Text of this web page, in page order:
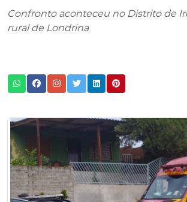
Confronto aconteceu no Distrito de
rural de Londrina